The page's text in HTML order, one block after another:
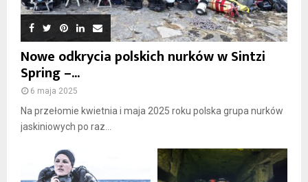
Nowe odkrycia polskich nurków w Sintzi
Spring –...
6 maja 2025
Na przełomie kwietnia i maja 2025 roku polska grupa nurków
jaskiniowych po raz...